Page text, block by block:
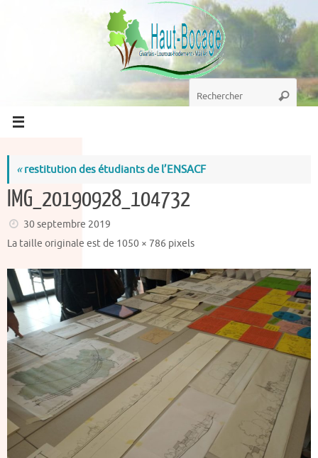
Recherche
pour
«restitution des étudiants de l’ENSACF
IMG_20190928_104732
30 septembre 2019
La taille originale est de 1050 × 786 pixels